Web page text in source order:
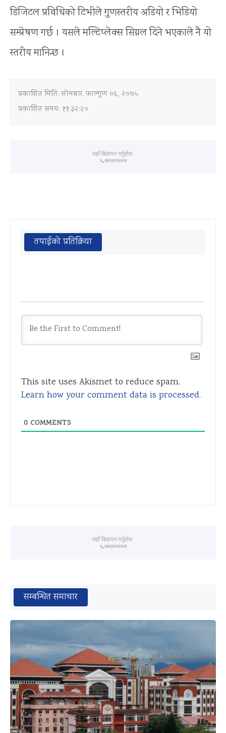
डिजिटल प्रविधिको टिभीले गुणस्तरीय अडियो र भिडियो
सम्प्रेषण गर्छ । यसले मल्टिप्लेक्स सिग्नल दिने भएकाले नै यो
स्तरीय मानिन्छ ।
प्रकाशित मिति: सोमबार, फाल्गुण ०६, २०७५
प्रकाशित समय: ११:३२:२०
तपाईको प्रतिक्रिया
This site uses Akismet to reduce spam.
Learn how your comment data is processed.
0 COMMENTS
सम्बन्धित समाचार